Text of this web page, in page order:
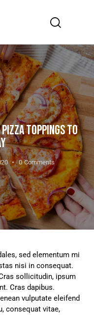
TOPPINGS TO
0 Comments
sed elementum mi
nisi in consequat.
sollicitudin, ipsum
Cras dapibus.
vulputate eleifend
consequat vitae,